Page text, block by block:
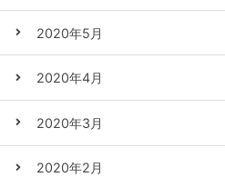
2020年5月
2020年4月
2020年3月
2020年2月